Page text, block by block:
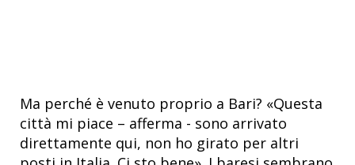
Ma perché è venuto proprio a Bari? «Questa
città mi piace – afferma - sono arrivato
direttamente qui, non ho girato per altri